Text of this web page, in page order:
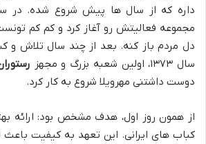
مجموعه فعالیتش رو آغاز کرد و کم کم
دل مردم باز کنه. بعد از چند سال تلاش و
سال ۱۳۷۳، اولین شعبه بزرگ و مجهز
دوست داشتنی مهرویلا شروع به کار کرد.
از همون روز اول، هدف مشخص بود: ارائه
کباب های ایرانی. این تعهد به کیفیت